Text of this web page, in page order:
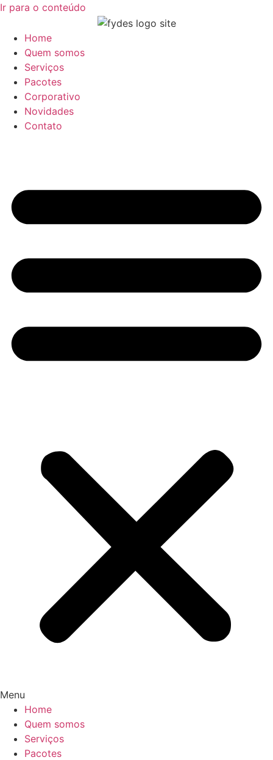
Ir para o conteúdo
Home
Quem somos
Serviços
Pacotes
Corporativo
Novidades
Contato
Menu
Home
Quem somos
Serviços
Pacotes